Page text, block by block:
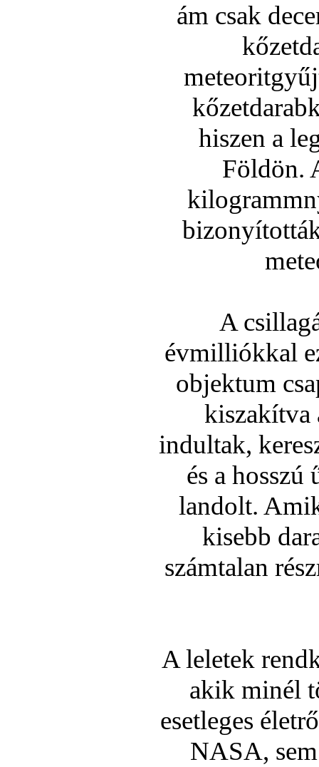
ám csak
hiszen a
Földön.
A
évmilliókkal
objektum
kiszakí­tva
indultak,
és a
landolt.
kisebb
számtalan
A leletek
akik minél
esetleges
NASA,